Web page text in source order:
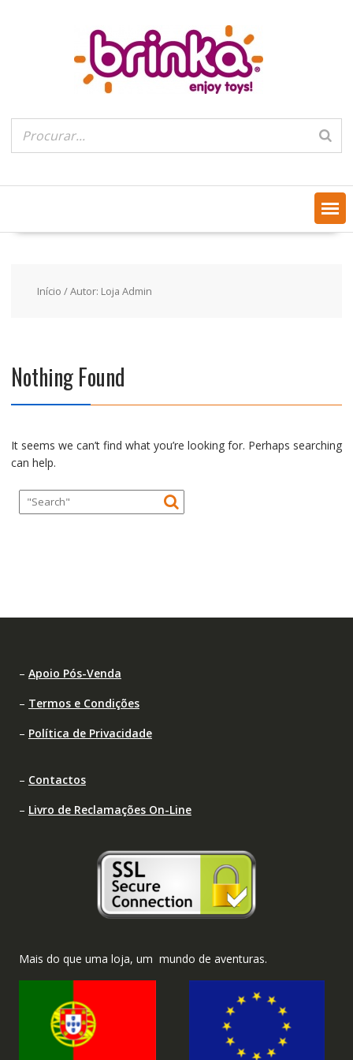
Início / Autor: Loja Admin
Nothing Found
It seems we can’t find what you’re looking for. Perhaps searching
can help.
– Apoio Pós-Venda
– Termos e Condições
– Política de Privacidade
– Contactos
– Livro de Reclamações On-Line
Mais do que uma loja, um mundo de aventuras.